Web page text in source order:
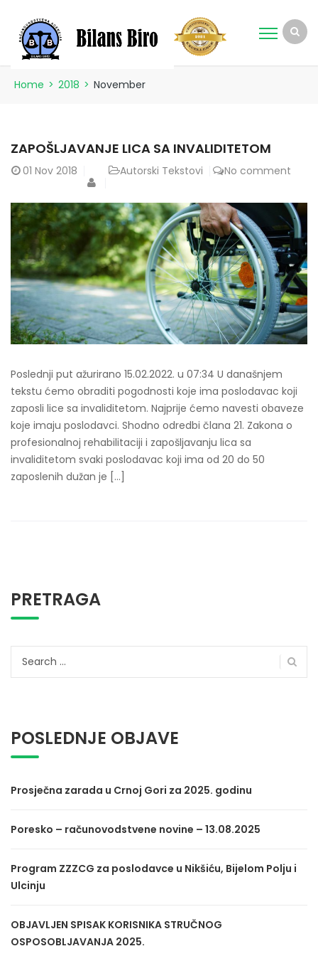
Home > 2018 > November
ZAPOŠLJAVANJE LICA SA INVALIDITETOM
01 Nov 2018 Autorski Tekstovi No comment
Poslednji put ažurirano 15.02.2022. u 07:34 U današnjem
tekstu ćemo obraditi pogodnosti koje ima poslodavac koji
zaposli lice sa invaliditetom. Najprije ćemo navesti obaveze
koje imaju poslodavci. Shodno odredbi člana 21. Zakona o
profesionalnoj rehabilitaciji i zapošljavanju lica sa
invaliditetom svaki poslodavac koji ima od 20 do 50
zaposlenih dužan je […]
PRETRAGA
POSLEDNJE OBJAVE
Prosječna zarada u Crnoj Gori za 2025. godinu
Poresko – računovodstvene novine – 13.08.2025
Program ZZZCG za poslodavce u Nikšiću, Bijelom Polju i
Ulcinju
OBJAVLJEN SPISAK KORISNIKA STRUČNOG
OSPOSOBLJAVANJA 2025.